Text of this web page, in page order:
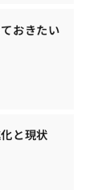
おきたい
と現状